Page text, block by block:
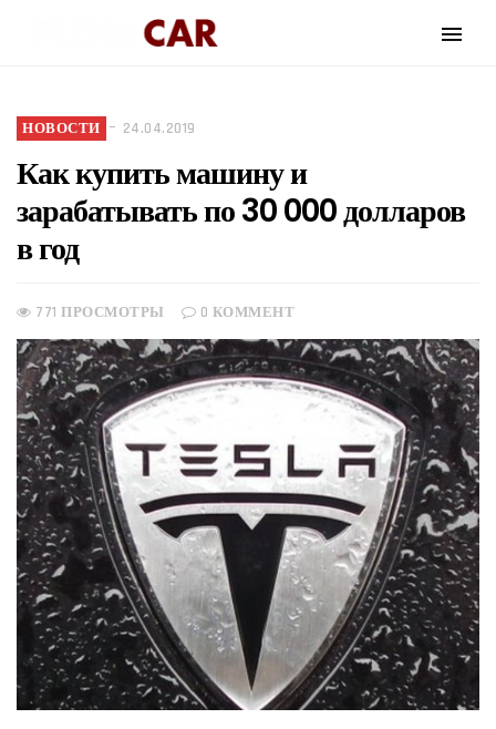
НОВОСТИ 24.04.2019
Как купить машину и
зарабатывать по 30 000 долларов
в год
771 ПРОСМОТРЫ 0 КОММЕНТ